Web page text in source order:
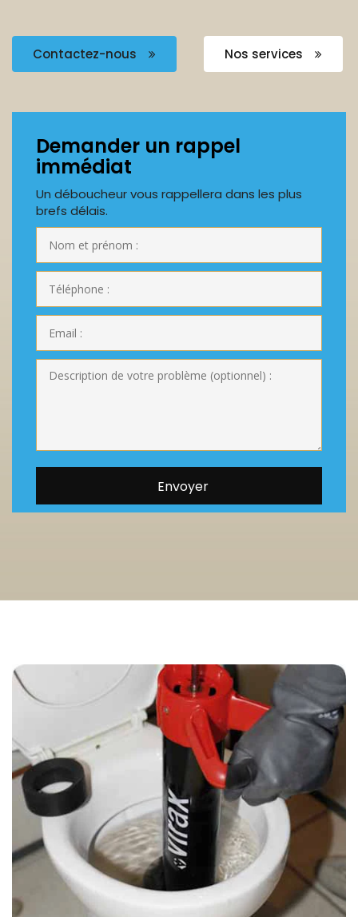
Contactez-nous Nos services
Demander un rappel
immédiat
Un déboucheur vous rappellera dans les plus
brefs délais.